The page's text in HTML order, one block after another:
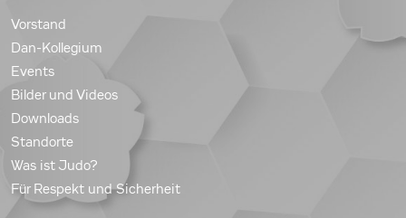
Vorstand
Dan-Kollegium
Events
Bilder und Videos
Downloads
Standorte
Was ist Judo?
Für Respekt und Sicherheit